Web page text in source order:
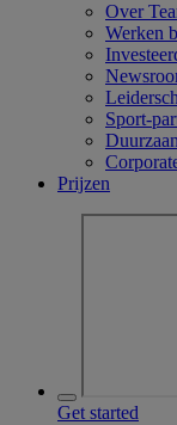
Over
Werken
Sport-
Prijzen
Get started